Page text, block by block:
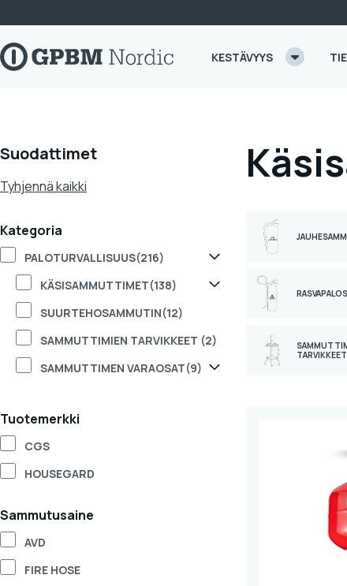
KESTÄVYYS
Suodattimet
Tyhjennä kaikki
Kategoria
PALOTURVALLISUUS(216)
KÄSISAMMUTTIMET(138)
SUURTEHOSAMMUTIN(12)
SAMMUTTIMIEN TARVIKKEET (2)
SAMMUTTIMEN VARAOSAT(9)
Tuotemerkki
CGS
HOUSEGARD
Sammutusaine
AVD
FIRE HOSE
TARVIKKEET